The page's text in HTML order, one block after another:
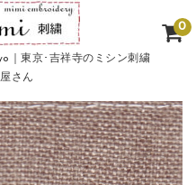
｜東京･吉祥寺のミシン刺繍
さん
0